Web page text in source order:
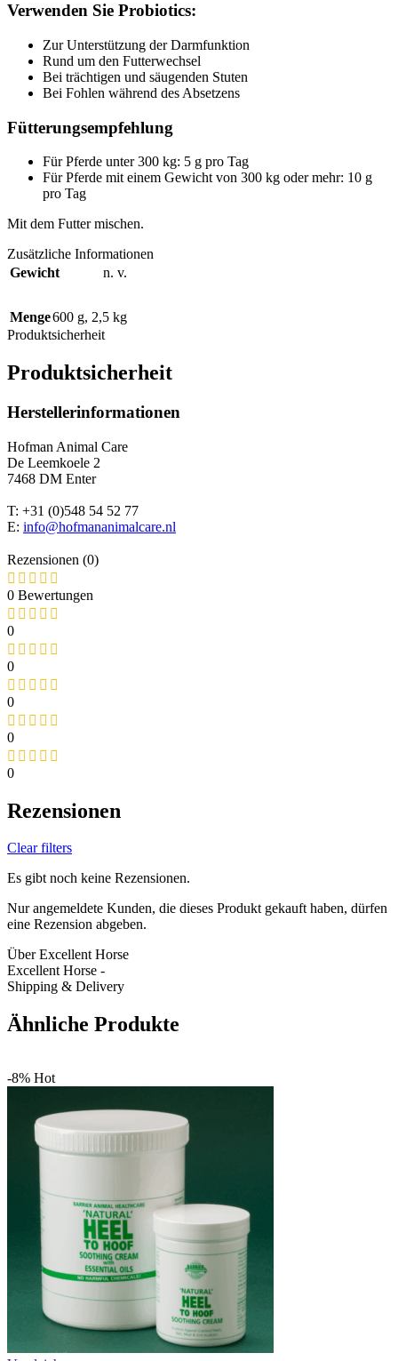
Verwenden Sie Probiotics:
Zur Unterstützung der Darmfunktion
Rund um den Futterwechsel
Bei trächtigen und säugenden Stuten
Bei Fohlen während des Absetzens
Fütterungsempfehlung
Für Pferde unter 300 kg: 5 g pro Tag
Für Pferde mit einem Gewicht von 300 kg oder mehr: 10 g
pro Tag
Mit dem Futter mischen.
Zusätzliche Informationen
Gewicht
n. v.
Menge600 g, 2,5 kg
Produktsicherheit
Produktsicherheit
Herstellerinformationen
Hofman Animal Care
De Leemkoele 2
7468 DM Enter
T: +31 (0)548 54 52 77
E: info@hofmananimalcare.nl
Rezensionen (0)
0 Bewertungen
0
0
0
0
0
Rezensionen
Clear filters
Es gibt noch keine Rezensionen.
Nur angemeldete Kunden, die dieses Produkt gekauft haben, dürfen
eine Rezension abgeben.
Über Excellent Horse
Excellent Horse -
Shipping & Delivery
Ähnliche Produkte
-8% Hot